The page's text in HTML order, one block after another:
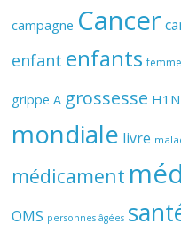
campagne Cancer
enfant enfants
grippe A grossesse
mondiale livre
médicament
OMS personnes âgées